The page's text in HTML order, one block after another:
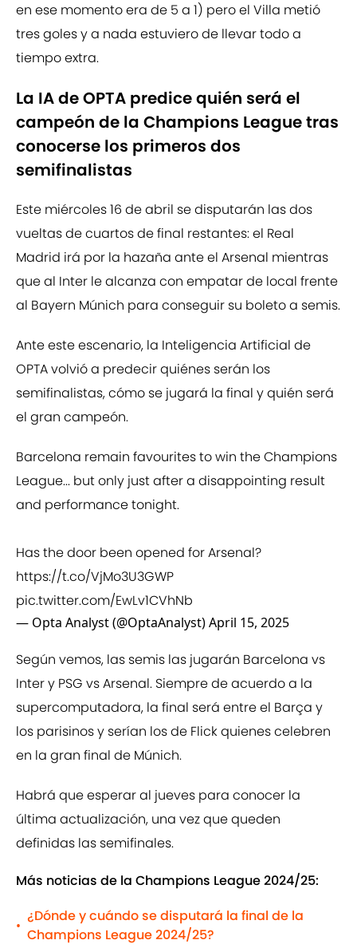
en ese momento era de 5 a 1) pero el Villa metió
tres goles y a nada estuviero de llevar todo a
tiempo extra.
La IA de OPTA predice quién será el
campeón de la Champions League tras
conocerse los primeros dos
semifinalistas
Este miércoles 16 de abril se disputarán las dos
vueltas de cuartos de final restantes: el Real
Madrid irá por la hazaña ante el Arsenal mientras
que al Inter le alcanza con empatar de local frente
al Bayern Múnich para conseguir su boleto a semis.
Ante este escenario, la Inteligencia Artificial de
OPTA volvió a predecir quiénes serán los
semifinalistas, cómo se jugará la final y quién será
el gran campeón.
Barcelona remain favourites to win the Champions
League... but only just after a disappointing result
and performance tonight.
Has the door been opened for Arsenal?
https://t.co/VjMo3U3GWP
pic.twitter.com/EwLv1CVhNb
— Opta Analyst (@OptaAnalyst)April 15, 2025
Según vemos, las semis las jugarán Barcelona vs
Inter y PSG vs Arsenal. Siempre de acuerdo a la
supercomputadora, la final será entre el Barça y
los parisinos y serían los de Flick quienes celebren
en la gran final de Múnich.
Habrá que esperar al jueves para conocer la
última actualización, una vez que queden
definidas las semifinales.
Más noticias de la Champions League 2024/25:
•
¿Dónde y cuándo se disputará la final de la
Champions League 2024/25?